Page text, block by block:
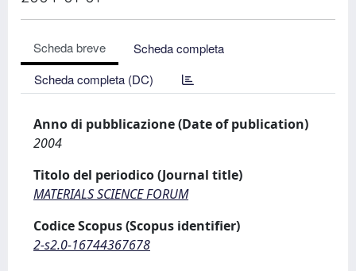
Scheda breve
Scheda completa
Scheda completa (DC)
Anno di pubblicazione (Date of publication)
2004
Titolo del periodico (Journal title)
MATERIALS SCIENCE FORUM
Codice Scopus (Scopus identifier)
2-s2.0-16744367678